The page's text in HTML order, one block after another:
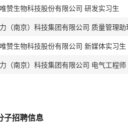
赞生物科技股份有限公司 研发实习生
（南京）科技集团有限公司 质量管理助
赞生物科技股份有限公司 新媒体实习
（南京）科技集团有限公司 电气工程师
子招聘信息